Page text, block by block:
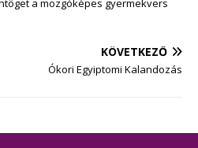
a mozgóképes gyermekvers
KÖVETKEZŐ
Ókori Egyiptomi Kalandozás